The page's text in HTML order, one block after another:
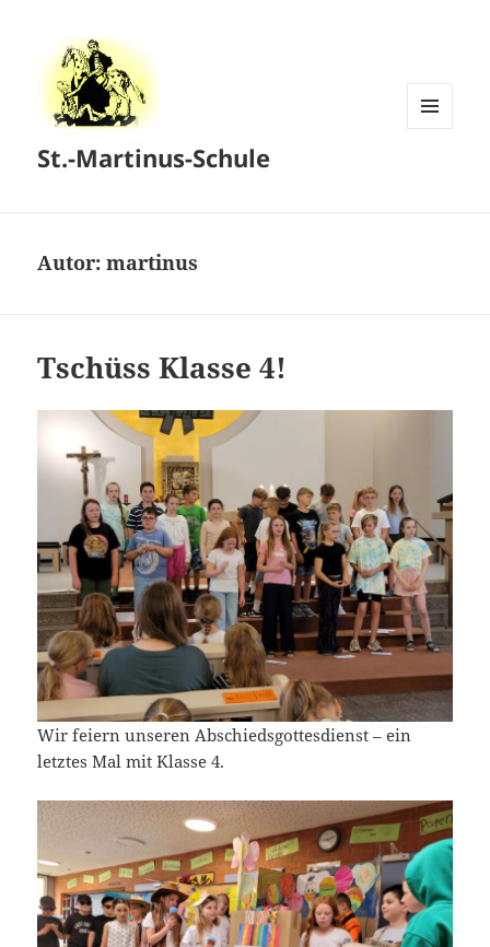
St.-Martinus-Schule
Autor:martinus
Tschüss Klasse 4!
Wir feiern unseren Abschiedsgottesdienst – ein
letztes Mal mit Klasse 4.